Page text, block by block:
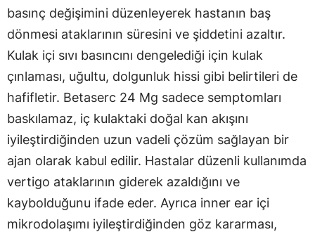
basınç değişimini düzenleyerek hastanın baş
dönmesi ataklarının süresini ve şiddetini azaltır.
Kulak içi sıvı basıncını dengelediği için kulak
çınlaması, uğultu, dolgunluk hissi gibi belirtileri de
hafifletir. Betaserc 24 Mg sadece semptomları
baskılamaz, iç kulaktaki doğal kan akışını
iyileştirdiğinden uzun vadeli çözüm sağlayan bir
ajan olarak kabul edilir. Hastalar düzenli kullanımda
vertigo ataklarının giderek azaldığını ve
kaybolduğunu ifade eder. Ayrıca inner ear içi
mikrodolaşımı iyileştirdiğinden göz kararması,